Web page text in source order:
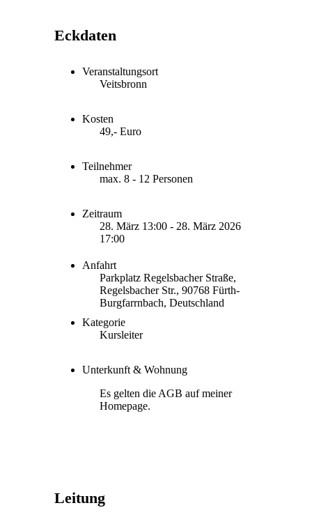
Eckdaten
Veranstaltungsort
Veitsbronn
Kosten
49,- Euro
Teilnehmer
max. 8 - 12 Personen
Zeitraum
28. März 13:00 - 28. März 2026
17:00
Anfahrt
Parkplatz Regelsbacher Straße,
Regelsbacher Str., 90768 Fürth-
Burgfarrnbach, Deutschland
Kategorie
Kursleiter
Unterkunft & Wohnung
Es gelten die AGB auf meiner
Homepage.
Leitung